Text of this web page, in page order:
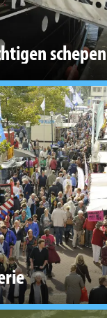
schepen